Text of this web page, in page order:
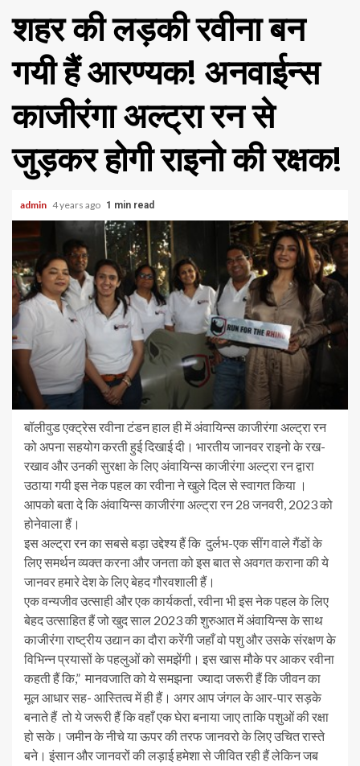
शहर की लड़की रवीना बन
गयी हैं आरण्यक! अनवाईन्स
काजीरंगा अल्ट्रा रन से
जुड़कर होगी राइनो की रक्षक!
admin 4 years ago 1 min read
बॉलीवुड एक्ट्रेस रवीना टंडन हाल ही में अंवायिन्स काजीरंगा अल्ट्रा रन
को अपना सहयोग करती हुई दिखाई दी। भारतीय जानवर राइनो के रख-
रखाव और उनकी सुरक्षा के लिए अंवायिन्स काजीरंगा अल्ट्रा रन द्वारा
उठाया गयी इस नेक पहल का रवीना ने खुले दिल से स्वागत किया ।
आपको बता दे कि अंवायिन्स काजीरंगा अल्ट्रा रन 28 जनवरी, 2023 को
होनेवाला हैं।
इस अल्ट्रा रन का सबसे बड़ा उद्देश्य हैं कि दुर्लभ-एक सींग वाले गैंडों के
लिए समर्थन व्यक्त करना और जनता को इस बात से अवगत कराना की ये
जानवर हमारे देश के लिए बेहद गौरवशाली हैं।
एक वन्यजीव उत्साही और एक कार्यकर्ता, रवीना भी इस नेक पहल के लिए
बेहद उत्साहित हैं जो खुद साल 2023 की शुरुआत में अंवायिन्स के साथ
काजीरंगा राष्ट्रीय उद्यान का दौरा करेंगी जहाँ वो पशु और उसके संरक्षण के
विभिन्न प्रयासों के पहलुओं को समझेंगी। इस खास मौके पर आकर रवीना
कहती हैं कि,” मानवजाति को ये समझना ज्यादा जरूरी हैं कि जीवन का
मूल आधार सह- आस्तित्व में ही हैं। अगर आप जंगल के आर-पार सड़के
बनाते हैं तो ये जरूरी हैं कि वहाँ एक घेरा बनाया जाए ताकि पशुओं की रक्षा
हो सके। जमीन के नीचे या ऊपर की तरफ जानवरो के लिए उचित रास्ते
बने। इंसान और जानवरों की लड़ाई हमेशा से जीवित रही हैं लेकिन जब